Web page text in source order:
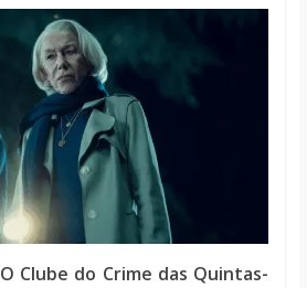
O Clube do Crime das Quintas-